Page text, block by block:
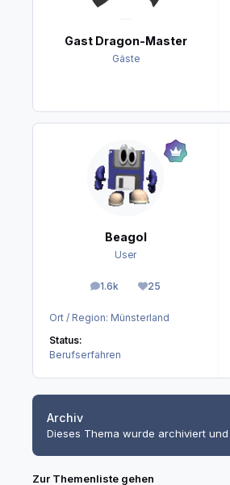
Gast Dragon-Master
Gäste
Beagol
User
1.6k
Beiträge 25
Reputation
Ort / Region: Münsterland
Status:
Berufserfahren
Archiv
Dieses Thema wurde archiviert
Zur Themenliste gehen